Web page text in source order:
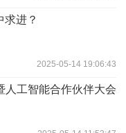
求进？
2025-05-14 19:06:43
人工智能合作伙伴大会